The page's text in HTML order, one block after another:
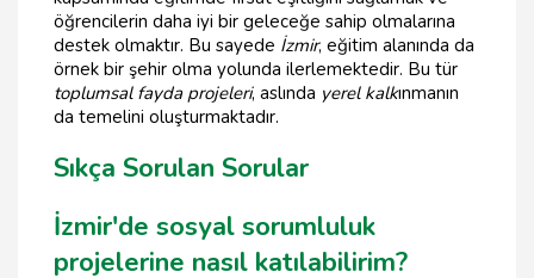
öğrencilerin daha iyi bir geleceğe sahip olmalarına
destek olmaktır. Bu sayede İzmir, eğitim alanında da
örnek bir şehir olma yolunda ilerlemektedir. Bu tür
toplumsal fayda projeleri, aslında yerel kalkınmanın
da temelini oluşturmaktadır.
Sıkça Sorulan Sorular
İzmir'de sosyal sorumluluk
projelerine nasıl katılabilirim?